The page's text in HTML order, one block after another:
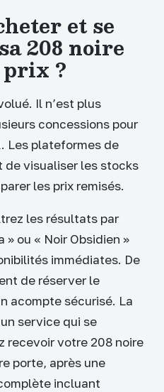
et se
208 noire
?
Il n’est plus
concessions pour
Les plateformes de
visualiser les stocks
les prix remisés.
les résultats par
» ou « Noir Obsidien »
immédiates. De
de réserver le
acompte sécurisé. La
service qui se
recevoir votre 208 noire
porte, après une
incluant